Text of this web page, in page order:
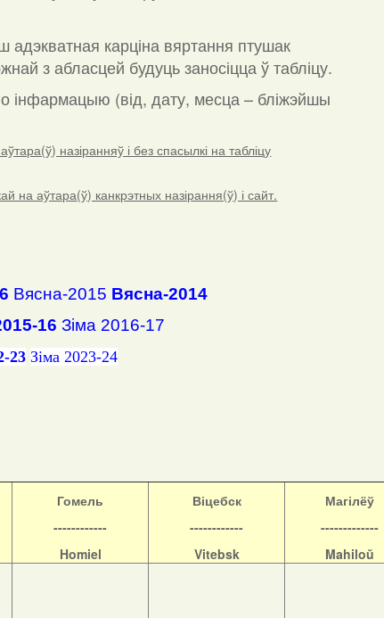
карціна вяртання птушак
з абласцей будуць заносіцца ў табліцу.
інфармацыю (від, дату, месца – бліжэйшы
назіранняў і без спасылкі на табліцу
на аўтара(ў) канкрэтных назірання(ў) і сайт.
Вясна-2015 Вясна-2014
16 Зіма 2016-17
23 Зіма 2023-24
Гомель
------------
Homiel
Віцебск
------------
Vitebsk
Магілёў
-------------
Mahiloŭ